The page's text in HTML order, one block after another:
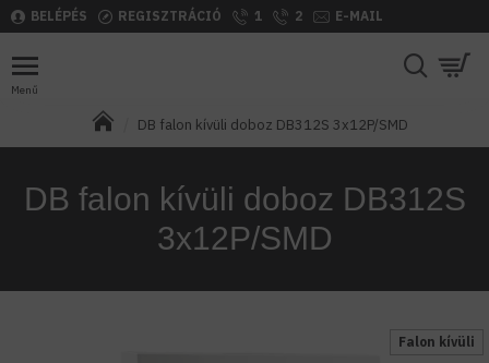
BELÉPÉS REGISZTRÁCIÓ 1 2 E-MAIL
DB falon kívüli doboz DB312S 3x12P/SMD
DB falon kívüli doboz DB312S
3x12P/SMD
Falon kívüli